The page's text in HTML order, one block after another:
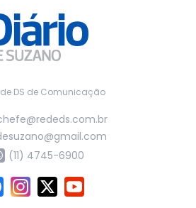
DS de Comunicação
(11) 4745-6900